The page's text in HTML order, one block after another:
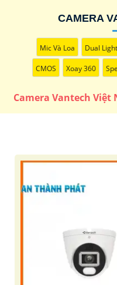
CAMERA
Mic Và Loa Dual Light
CMOS Xoay 360
Camera Vantech Việt